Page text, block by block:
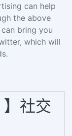
can help
the above
bring you
which will
社交